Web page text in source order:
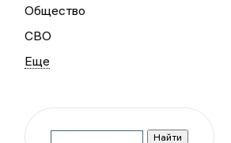
Общество
СВО